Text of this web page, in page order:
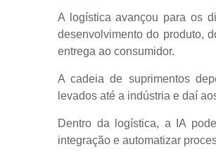
A logística avançou para os
desenvolvimento do produto,
entrega ao consumidor.
A cadeia de suprimentos
levados até a indústria e daí
Dentro da logística, a IA
integração e automatizar